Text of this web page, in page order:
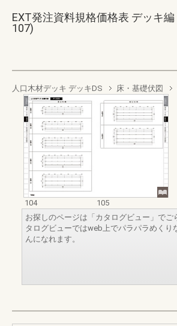
EXT発注資料規格価格表 デッキ
107)
人口木材デッキ デッキDS 床・基礎伏図
104
105
お探しのページは「カタログビュー」でご
タログビューではweb上でパラパラめくり
んになれます。